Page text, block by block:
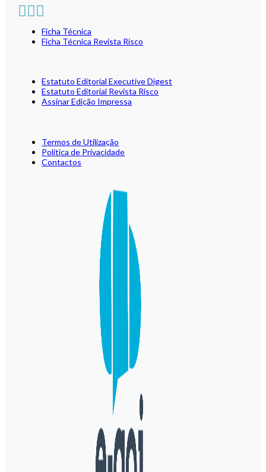
Ficha Técnica
Ficha Técnica Revista Risco
Estatuto Editorial Executive Digest
Estatuto Editorial Revista Risco
Assinar Edição Impressa
Termos de Utilização
Política de Privacidade
Contactos